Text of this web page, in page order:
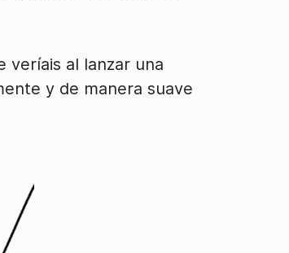
veríais al lanzar una
y de manera suave